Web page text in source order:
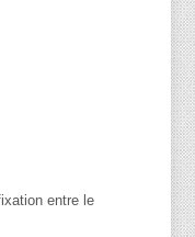
entre le